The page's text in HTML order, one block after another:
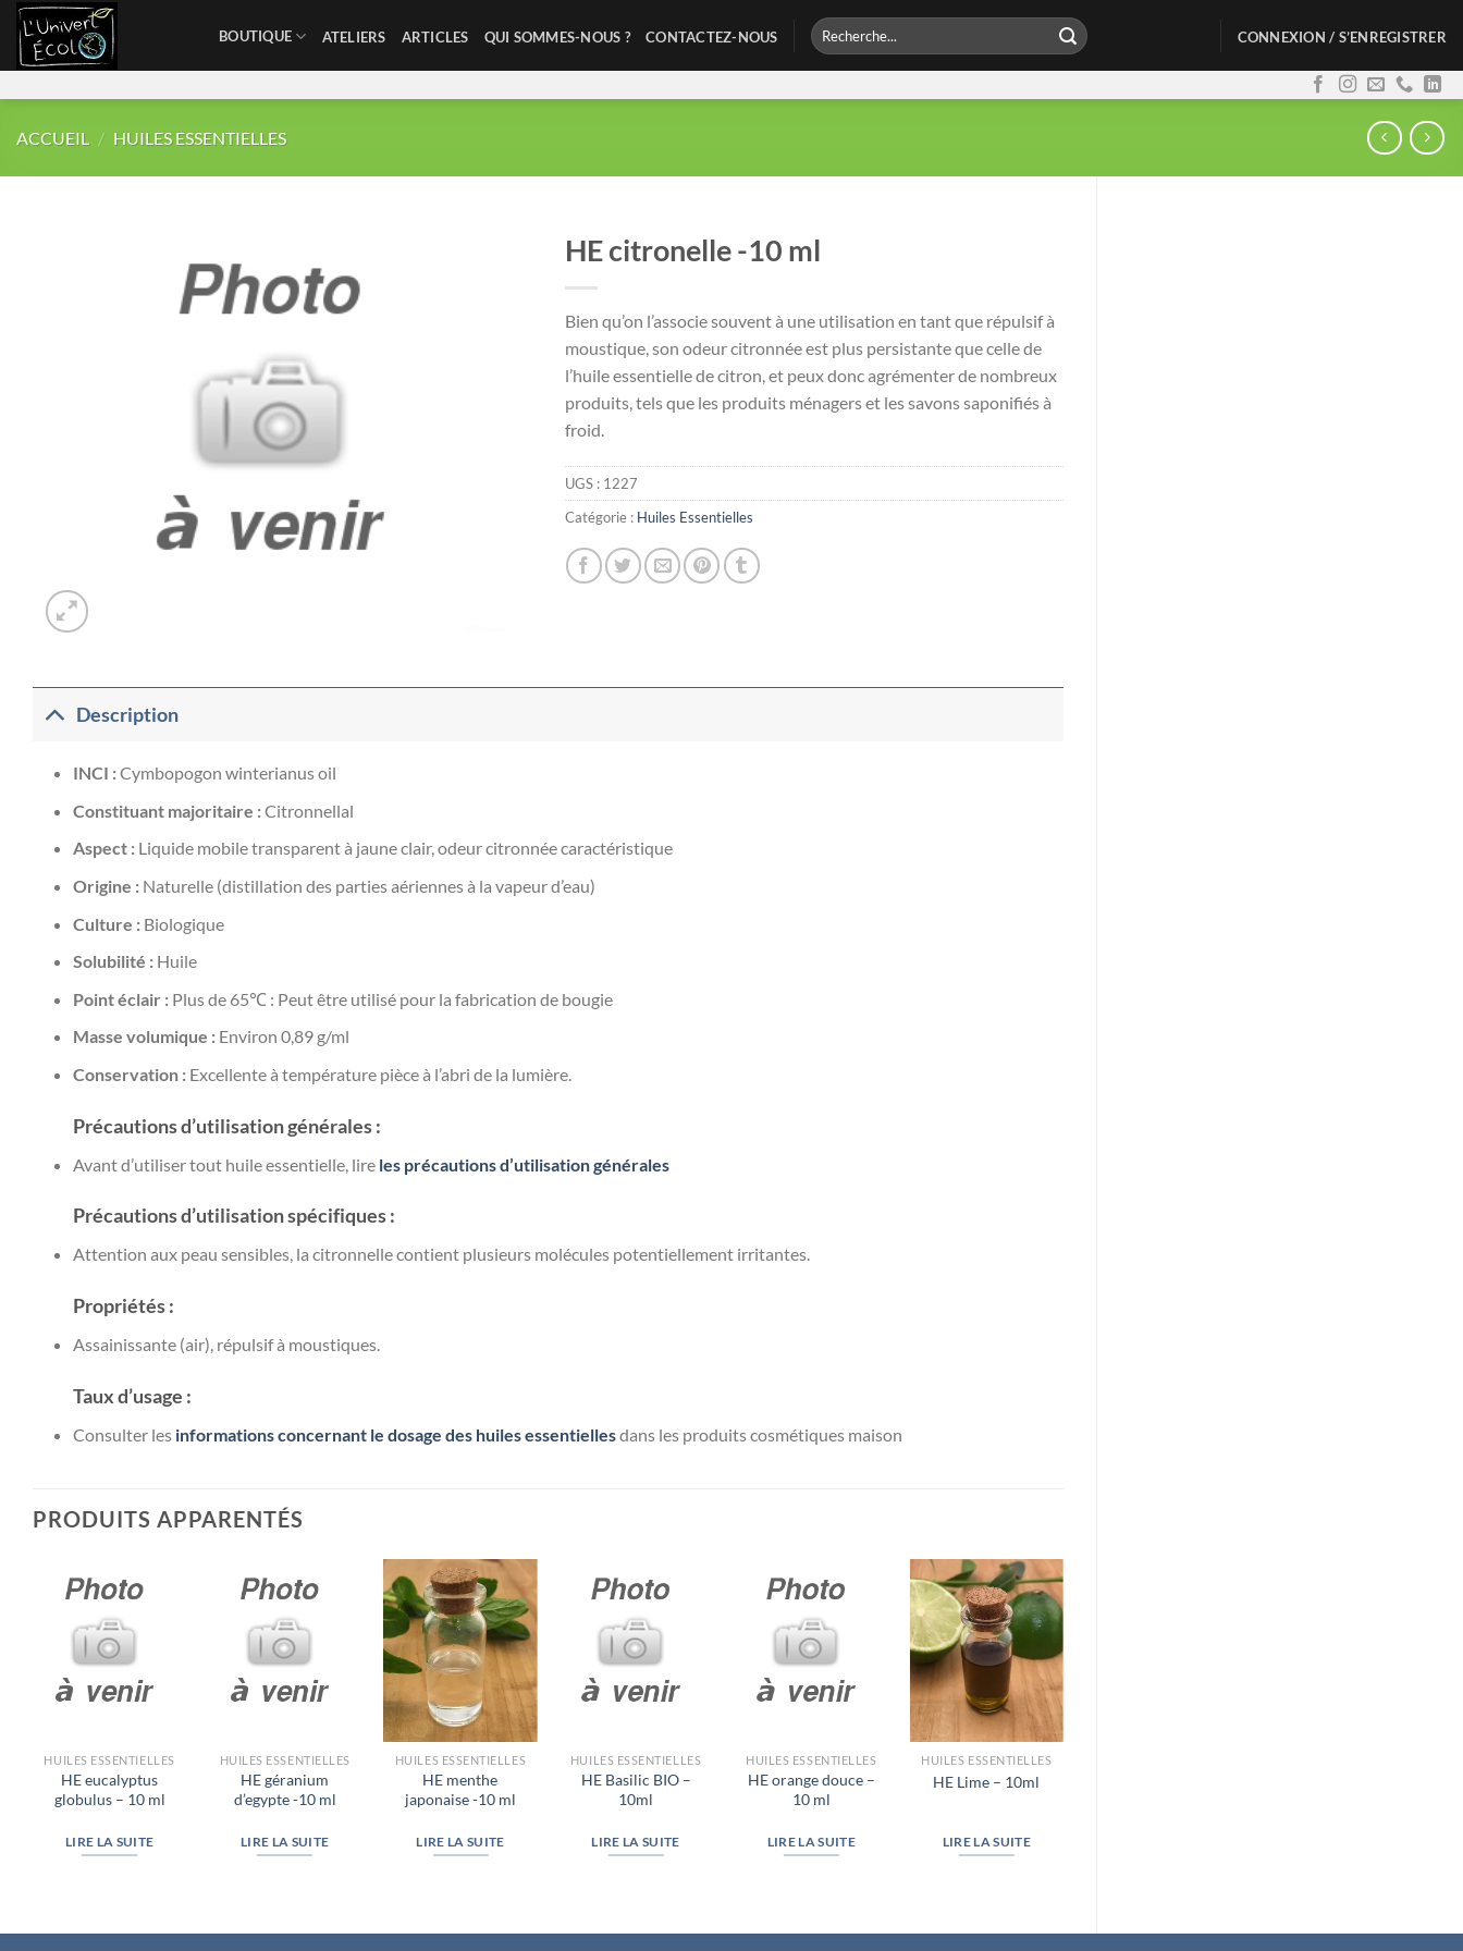
Skip
content
BOUTIQUE ATELIERS ARTICLES QUI SOMMES-NOUS ? CONTACTEZ-NOUS
Recherche
pour :
CONNEXION / S’ENREGISTRER
ACCUEIL / HUILES ESSENTIELLES
HE citronelle -10 ml
Bien qu’on l’associe souvent à une utilisation en tant que répulsif à
moustique, son odeur citronnée est plus persistante que celle de
l’huile essentielle de citron, et peux donc agrémenter de nombreux
produits, tels que les produits ménagers et les savons saponifiés à
froid.
UGS : 1227
Catégorie : Huiles Essentielles
Description
INCI :Cymbopogon winterianus oil
Constituant majoritaire :Citronnellal
Aspect : Liquide mobile transparent à jaune clair, odeur citronnée caractéristique
Origine : Naturelle (distillation des parties aériennes à la vapeur d’eau)
Culture : Biologique
Solubilité : Huile
Point éclair : Plus de 65℃ : Peut être utilisé pour la fabrication de bougie
Masse volumique : Environ 0,89 g/ml
Conservation : Excellente à température pièce à l’abri de la lumière.
Précautions d’utilisation générales :
Avant d’utiliser tout huile essentielle, lire les précautions d’utilisation générales
Précautions d’utilisation spécifiques :
Attention aux peau sensibles, la citronnelle contient plusieurs molécules potentiellement irritantes.
Propriétés :
Assainissante (air), répulsif à moustiques.
Taux d’usage :
Consulter les informations concernant le dosage des huiles essentiellesdans les produits cosmétiques maison
PRODUITS APPARENTÉS
HUILES ESSENTIELLES
HE eucalyptus
globulus – 10 ml
LIRE LA SUITE
HUILES ESSENTIELLES
HE géranium
d’egypte -10 ml
LIRE LA SUITE
HUILES ESSENTIELLES
HE menthe
japonaise -10 ml
LIRE LA SUITE
HUILES ESSENTIELLES
HE Basilic BIO –
10ml
LIRE LA SUITE
HUILES ESSENTIELLES
HE orange douce –
10 ml
LIRE LA SUITE
HUILES ESSENTIELLES
HE Lime – 10ml
LIRE LA SUITE